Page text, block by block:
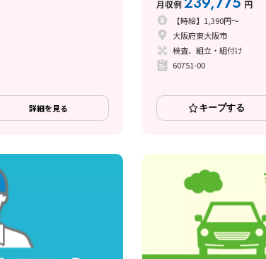
詳細を見る
月収例
円
【時給】1,390円～
大阪府東大阪市
検査、組立・組付け
60751-00
キープする